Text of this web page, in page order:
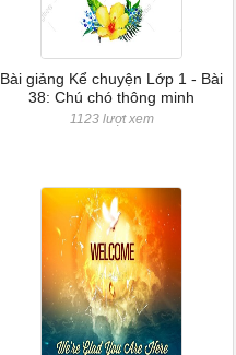
Bài giảng Kể chuyện Lớp 1 - Bài
38: Chú chó thông minh
1123 lượt xem